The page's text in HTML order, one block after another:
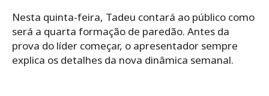
Nesta quinta-feira, Tadeu contará ao público como
será a quarta formação de paredão. Antes da
prova do líder começar, o apresentador sempre
explica os detalhes da nova dinâmica semanal.